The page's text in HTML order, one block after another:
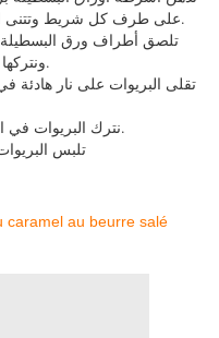
على طرف كل شريط وتتنى الورقة حول اللوز لإعطائها شكل مثلث.
ونتركها ترتاح ليلة كاملة.
- نترك البريوات في العسل ليلة كاملة ثم تصفى.
- تلبس